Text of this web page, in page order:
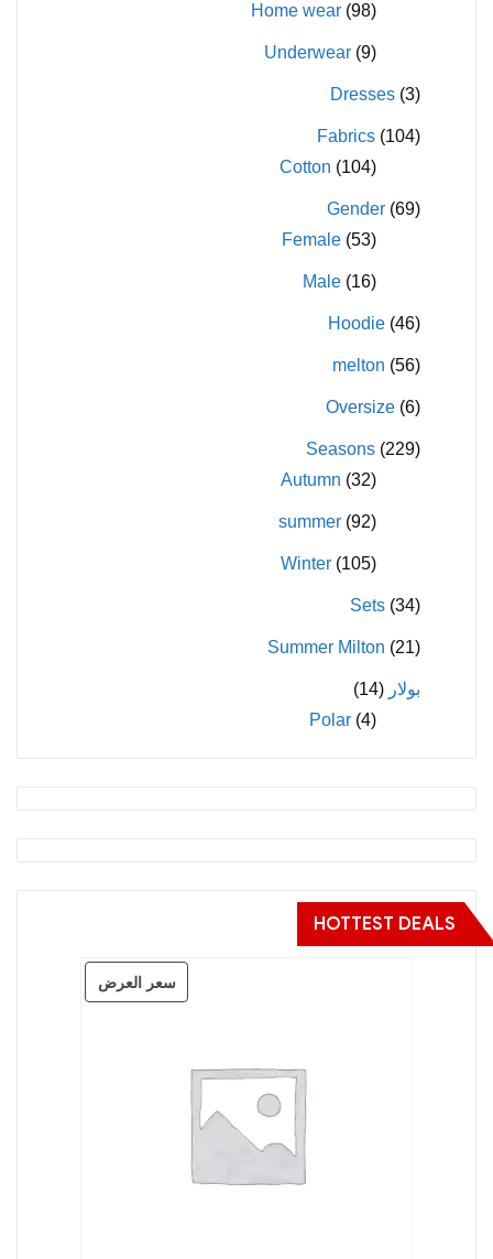
Home wear (98)
Underwear (9)
Dresses (3)
Fabrics (104)
Cotton (104)
Gender (69)
Female (53)
Male (16)
Hoodie (46)
melton (56)
Oversize (6)
Seasons (229)
Autumn (32)
summer (92)
Winter (105)
Sets (34)
Summer Milton (21)
بولار (14)
Polar (4)
HOTTEST DEALS
سعر العرض